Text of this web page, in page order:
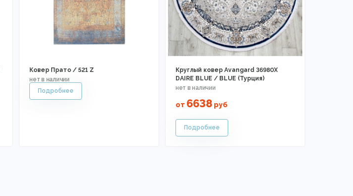
Ковер Прато / 521 Z
Круглый ковер Avangard 36980X
DAIRE BLUE / BLUE (Турция)
от 6638руб